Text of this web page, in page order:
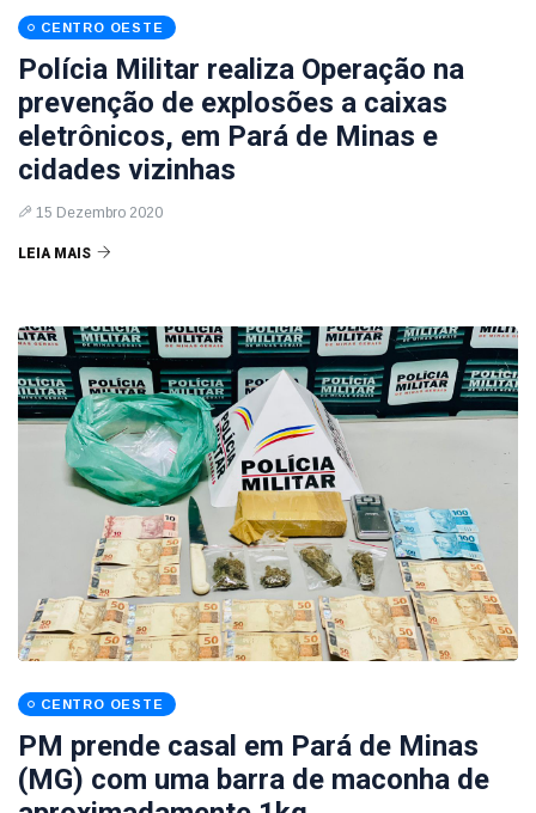
CENTRO OESTE
Polícia Militar realiza Operação na
prevenção de explosões a caixas
eletrônicos, em Pará de Minas e
cidades vizinhas
15 Dezembro 2020
LEIA MAIS
CENTRO OESTE
PM prende casal em Pará de Minas
(MG) com uma barra de maconha de